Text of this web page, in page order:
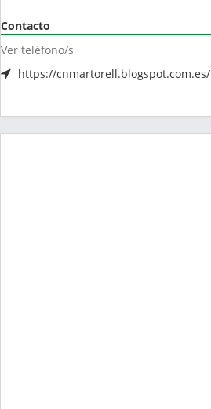
Contacto
Ver teléfono/s
https://cnmartorell.blogspot.com.es/